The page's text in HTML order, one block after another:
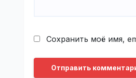
Сохранить моё имя,